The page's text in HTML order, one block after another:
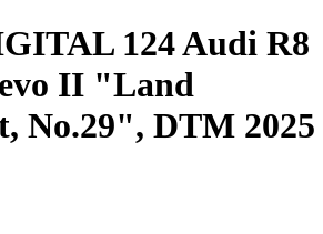
124 Audi R8
II "Land
No.29", DTM 2025